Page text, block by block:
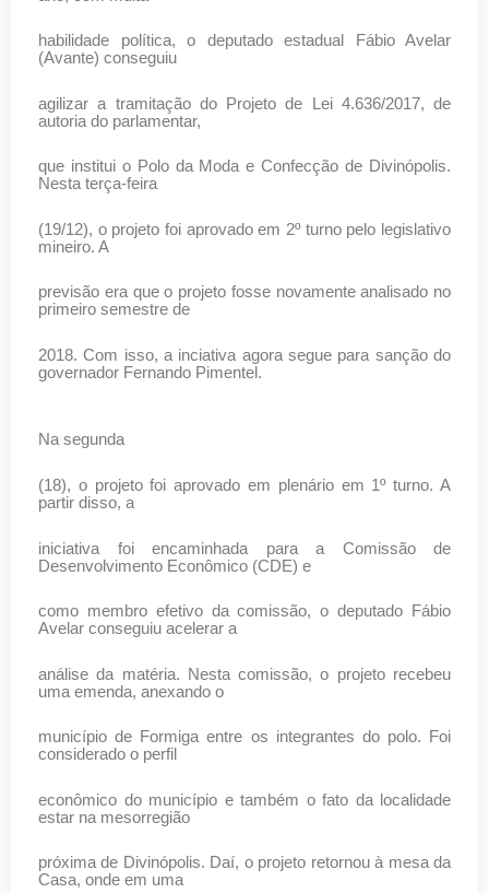
habilidade política, o deputado estadual Fábio Avelar
(Avante) conseguiu
agilizar a tramitação do Projeto de Lei 4.636/2017, de
autoria do parlamentar,
que institui o Polo da Moda e Confecção de Divinópolis.
Nesta terça-feira
(19/12), o projeto foi aprovado em 2º turno pelo legislativo
mineiro. A
previsão era que o projeto fosse novamente analisado no
primeiro semestre de
2018. Com isso, a inciativa agora segue para sanção do
governador Fernando Pimentel.
Na segunda
(18), o projeto foi aprovado em plenário em 1º turno. A
partir disso, a
iniciativa foi encaminhada para a Comissão de
Desenvolvimento Econômico (CDE) e
como membro efetivo da comissão, o deputado Fábio
Avelar conseguiu acelerar a
análise da matéria. Nesta comissão, o projeto recebeu
uma emenda, anexando o
município de Formiga entre os integrantes do polo. Foi
considerado o perfil
econômico do município e também o fato da localidade
estar na mesorregião
próxima de Divinópolis. Daí, o projeto retornou à mesa da
Casa, onde em uma